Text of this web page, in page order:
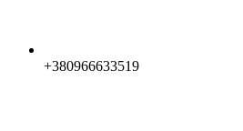
+380966633519